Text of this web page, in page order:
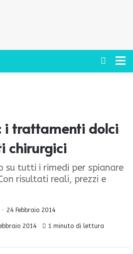
Cerca
i trattamenti dolci
chirurgici
su tutti i rimedi per spianare
risultati reali, prezzi e
24 Febbraio 2014
2014 1 minuto di lettura